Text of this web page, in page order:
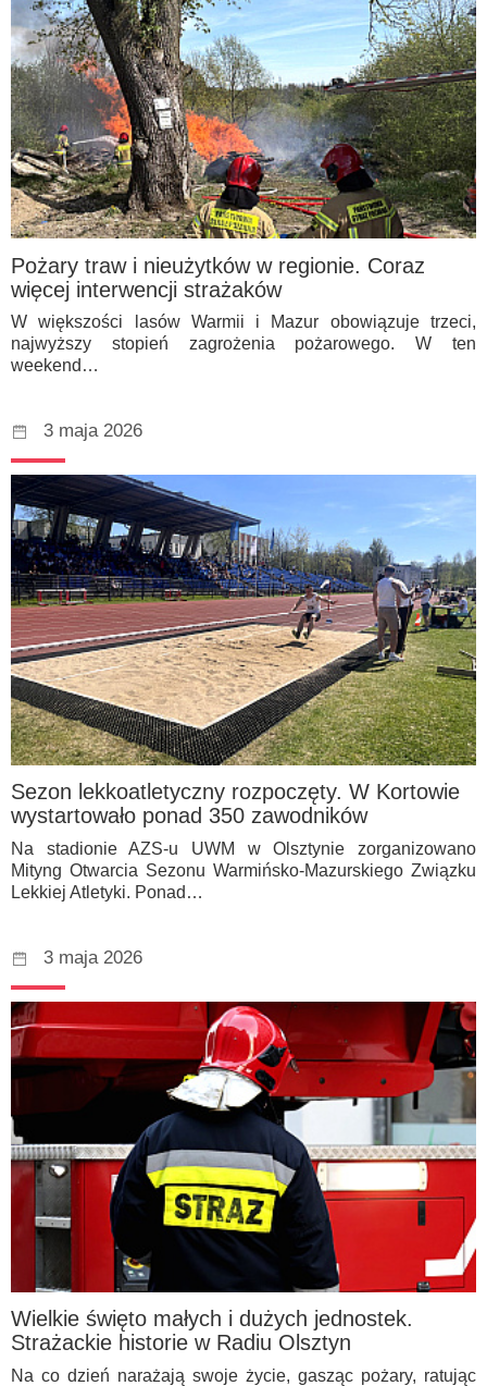
Pożary traw i nieużytków w regionie. Coraz
więcej interwencji strażaków
W większości lasów Warmii i Mazur obowiązuje trzeci,
najwyższy stopień zagrożenia pożarowego. W ten
weekend…
3 maja 2026
Sezon lekkoatletyczny rozpoczęty. W Kortowie
wystartowało ponad 350 zawodników
Na stadionie AZS-u UWM w Olsztynie zorganizowano
Mityng Otwarcia Sezonu Warmińsko-Mazurskiego Związku
Lekkiej Atletyki. Ponad…
3 maja 2026
Wielkie święto małych i dużych jednostek.
Strażackie historie w Radiu Olsztyn
Na co dzień narażają swoje życie, gasząc pożary, ratując